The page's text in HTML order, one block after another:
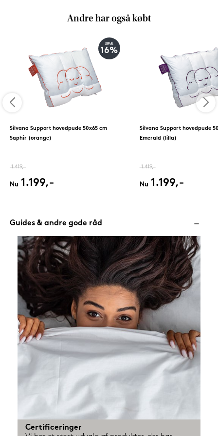
Andre har også købt
SPAR
16%
Silvana Support hovedpude 50x65 cm
Saphir (orange)
1.419,-
Nu 1.199,-
Silvana Support hovedpude
Emerald (lilla)
1.419,-
Nu 1.199,-
Guides & andre gode råd
Certificeringer